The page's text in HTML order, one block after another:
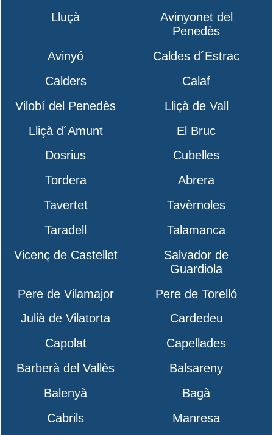
Lluçà
Avinyonet del
Penedès
Avinyó
Caldes d´Estrac
Calders
Calaf
Vilobí del Penedès
Lliçà de Vall
Lliçà d´Amunt
El Bruc
Dosrius
Cubelles
Tordera
Abrera
Tavertet
Tavèrnoles
Taradell
Talamanca
Vicenç de Castellet
Salvador de
Guardiola
Pere de Vilamajor
Pere de Torelló
Julià de Vilatorta
Cardedeu
Capolat
Capellades
Barberà del Vallès
Balsareny
Balenyà
Bagà
Cabrils
Manresa